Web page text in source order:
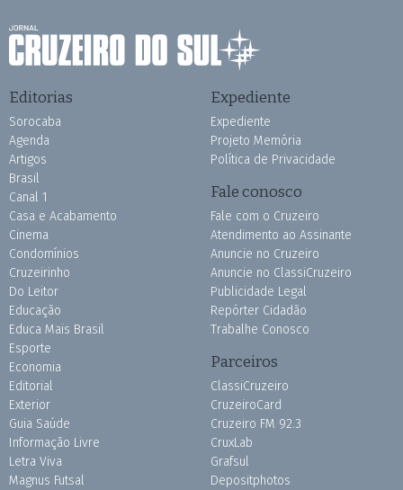
Editorias
Sorocaba
Agenda
Artigos
Brasil
Canal 1
Casa e Acabamento
Cinema
Condomínios
Cruzeirinho
Do Leitor
Educação
Educa Mais Brasil
Esporte
Economia
Editorial
Exterior
Guia Saúde
Informação Livre
Letra Viva
Magnus Futsal
Expediente
Expediente
Projeto Memória
Política de Privacidade
Fale conosco
Fale com o Cruzeiro
Atendimento ao Assinante
Anuncie no Cruzeiro
Anuncie no ClassiCruzeiro
Publicidade Legal
Repórter Cidadão
Trabalhe Conosco
Parceiros
ClassiCruzeiro
CruzeiroCard
Cruzeiro FM 92.3
CruxLab
Grafsul
Depositphotos